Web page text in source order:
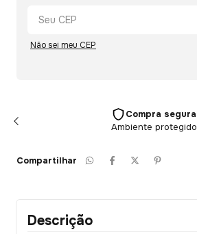
Não sei meu CEP
Compra segura
Ambiente protegido
Compartilhar
Descrição